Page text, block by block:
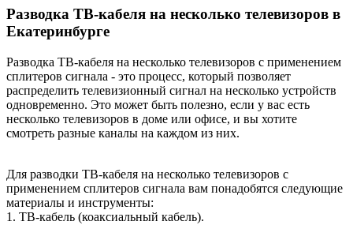
Разводка ТВ-кабеля на несколько телевизоров в
Екатеринбурге
Разводка ТВ-кабеля на несколько телевизоров с применением
сплитеров сигнала - это процесс, который позволяет
распределить телевизионный сигнал на несколько устройств
одновременно. Это может быть полезно, если у вас есть
несколько телевизоров в доме или офисе, и вы хотите
смотреть разные каналы на каждом из них.
Для разводки ТВ-кабеля на несколько телевизоров с
применением сплитеров сигнала вам понадобятся следующие
материалы и инструменты:
1. ТВ-кабель (коаксиальный кабель).